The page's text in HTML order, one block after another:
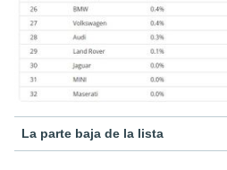
La parte baja de la lista